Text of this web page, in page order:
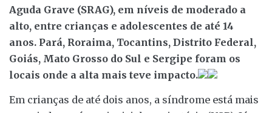
Aguda Grave (SRAG), em níveis de moderado a
alto, entre crianças e adolescentes de até 14
anos. Pará, Roraima, Tocantins, Distrito Federal,
Goiás, Mato Grosso do Sul e Sergipe foram os
locais onde a alta mais teve impacto.
Em crianças de até dois anos, a síndrome está mais